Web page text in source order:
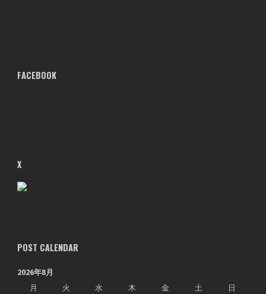
FACEBOOK
X
POST CALENDAR
2026年8月
月
火 水 木 金 土
日